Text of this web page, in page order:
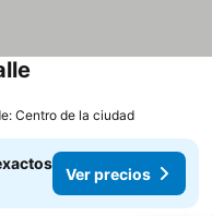
Centro de la ciudad
Ver precios